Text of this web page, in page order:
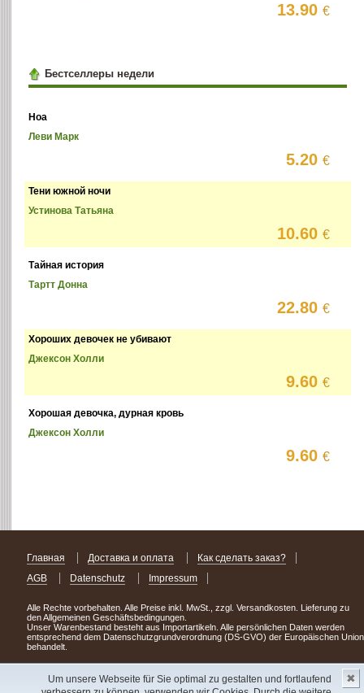
Um unsere Webseite für Sie optimal zu gestalten und fortlaufend
✖
13.90€
Бестселлеры недели
Ноа
Леви Марк
5.20€
Тени южной ночи
Устинова Татьяна
10.60€
Тайная история
Тартт Донна
22.80€
Хороших девочек не убивают
Джексон Холли
9.60€
Хорошая девочка, дурная кровь
Джексон Холли
9.60€
Главная Доставка и оплата
Как сделать заказ?
AGB
Datenschutz Impressum
Alle Rechte vorbehalten. Alle Preise inkl. MwSt., zzgl. Versandkosten. Lieferung zu
den Allgemeinen Geschäftsbedingungen.
Unser Warenbestand besteht aus Importartikeln. Alle persönlichen Daten werden
entsprechend dem Datenschutzgrundverordnung (DS-GVO) der Europäischen Union
behandelt.
Сделав заказ сегодня, уже через день или два Вы можете стать обладателем
НОВИНКИ из Германии! Удачного поиска!